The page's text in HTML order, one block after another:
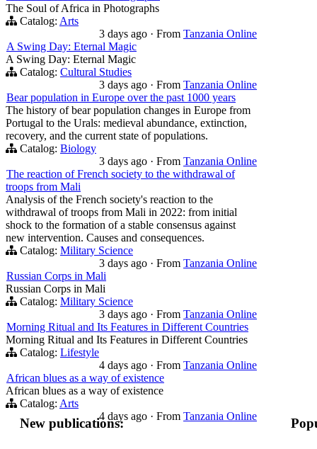
The Soul of Africa in Photographs
Catalog: Arts
3 days ago · From Tanzania Online
A Swing Day: Eternal Magic
A Swing Day: Eternal Magic
Catalog: Cultural Studies
3 days ago · From Tanzania Online
Bear population in Europe over the past 1000 years
The history of bear population changes in Europe from
Portugal to the Urals: medieval abundance, extinction,
recovery, and the current state of populations.
Catalog: Biology
3 days ago · From Tanzania Online
The reaction of French society to the withdrawal of
troops from Mali
Analysis of the French society's reaction to the
withdrawal of troops from Mali in 2022: from initial
shock to the formation of a stable consensus against
new intervention. Causes and consequences.
Catalog: Military Science
3 days ago · From Tanzania Online
Russian Corps in Mali
Russian Corps in Mali
Catalog: Military Science
3 days ago · From Tanzania Online
Morning Ritual and Its Features in Different Countries
Morning Ritual and Its Features in Different Countries
Catalog: Lifestyle
4 days ago · From Tanzania Online
African blues as a way of existence
African blues as a way of existence
Catalog: Arts
4 days ago · From Tanzania Online
New publications: